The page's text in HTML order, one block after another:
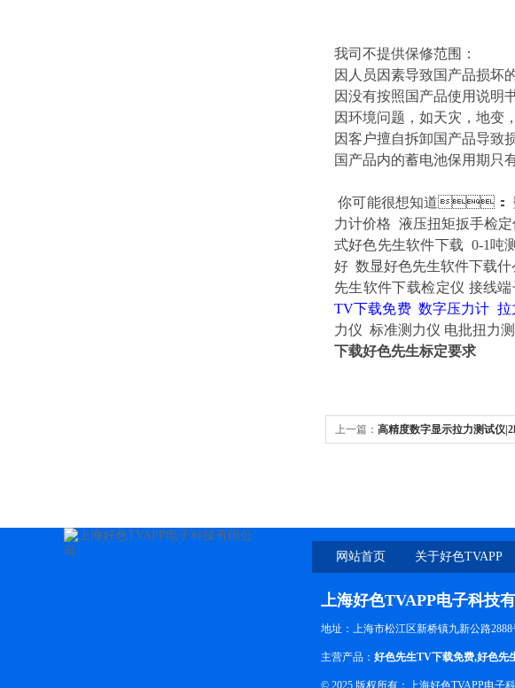
我司不提供保修范围：
因人员因素导致国产品损坏的不
因没有按照国产品使用说明
因环境问题，如天灾，地
因客户擅自拆卸国产品导致
国产品内的蓄电池保用期只有三
你可能很想知道：
力计价格 液压扭矩扳手检定
式好色先生软件下载 0-1吨
好 数显好色先生软件下载
先生软件下载检定仪 接线端
TV下载免费 数字压力计 拉
力仪 标准测力仪 电批扭力
下载好色先生标定要求
上一篇： 高精度数字显示拉力测试仪
网站首页 关于好色TVAPP
上海好色TVAPP电子科技
地址：上海市松江区新桥镇九新公路
主营产品： 好色先生TV下载免费,好色先
© 2025 版权所有：上海好色TVAPP电子